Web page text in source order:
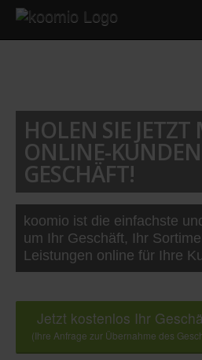
HOLEN SIE
ONLINE-
GESCHÄFT!
koomio ist die einfachste
um Ihr Geschäft, Ihr
Leistungen online für Ihre
Jetzt kostenlos Ihr
(Ihre Anfrage zur Übernahme des